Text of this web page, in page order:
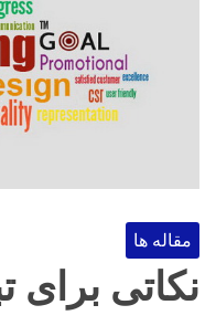
مقاله ها
نکاتی برای